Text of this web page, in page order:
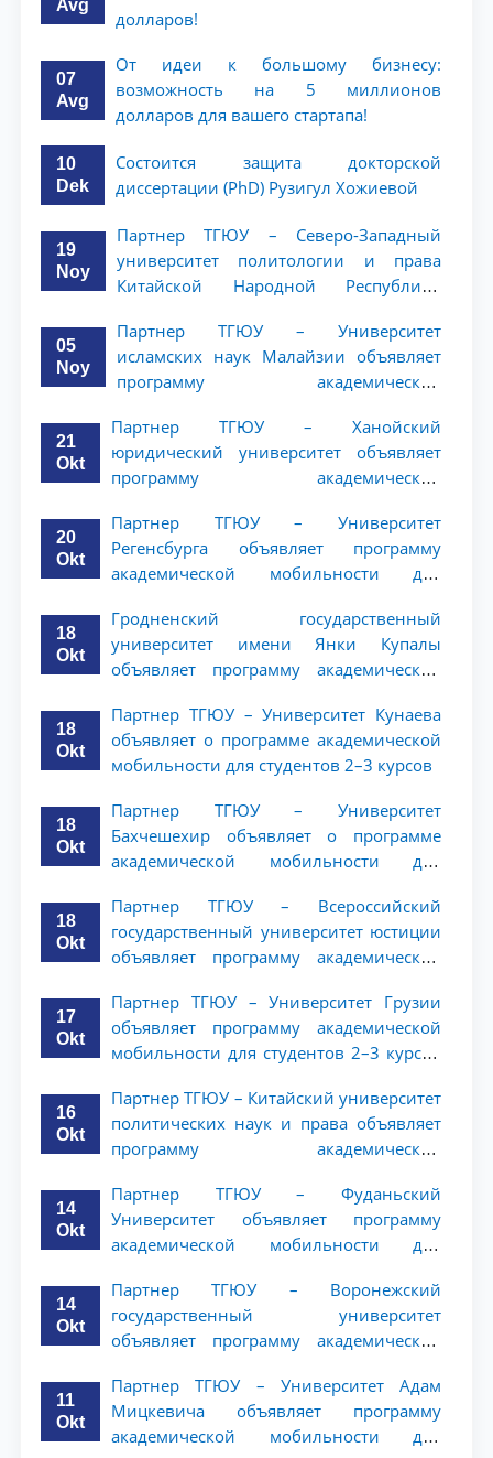
Avg
долларов!
07
Avg
От идеи к большому бизнесу:
возможность на 5 миллионов
долларов для вашего стартапа!
10
Dek
Состоится защита докторской
диссертации (PhD) Рузигул Xoжиевой
19
Noy
Партнер ТГЮУ – Северо-Западный
университет политологии и права
Китайской Народной Республики
академической мобильности для
студентов 2–3 курсов
05
Noy
Партнер ТГЮУ – Университет
исламских наук Малайзии объявляет
программу академической
ТГЮУ
21
Okt
Партнер ТГЮУ – Ханойский
юридический университет объявляет
программу академической
20
Okt
Партнер ТГЮУ – Университет
Регенсбурга объявляет программу
академической мобильности для
18
Okt
Гродненский государственный
университет имени Янки Купалы
объявляет программу академической
ТГЮУ
18
Okt
Партнер ТГЮУ – Университет Кунаева
объявляет о программе академической
мобильности для студентов 2–3 курсов
18
Okt
Партнер ТГЮУ – Университет
Бахчешехир объявляет о программе
академической мобильности для
18
Okt
Партнер ТГЮУ – Всероссийский
государственный университет юстиции
объявляет программу академической
ТГЮУ
17
Okt
Партнер ТГЮУ – Университет Грузии
объявляет программу академической
мобильности для студентов 2–3 курсов
16
Okt
Партнер ТГЮУ – Китайский университет
политических наук и права объявляет
программу академической
ТГЮУ
14
Okt
Партнер ТГЮУ – Фуданьский
Университет объявляет программу
академической мобильности для
14
Okt
Партнер ТГЮУ – Воронежский
государственный университет
объявляет программу академической
ТГЮУ
11
Okt
Партнер ТГЮУ – Университет Адам
Мицкевича объявляет программу
академической мобильности для